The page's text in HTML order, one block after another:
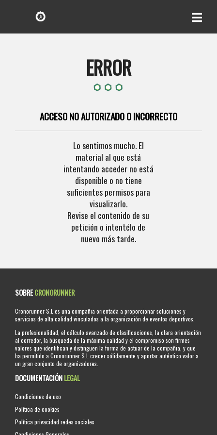
ERROR
ACCESO NO AUTORIZADO O INCORRECTO
Lo sentimos mucho. El
material al que está
intentando acceder no está
disponible o no tiene
suficientes permisos para
visualizarlo.
Revise el contenido de su
petición o intentélo de
nuevo más tarde.
SOBRECRONORUNNER
Cronorunner S.L es una compañia orientada a proporcionar soluciones y
servicios de alta calidad vinculados a la organización de eventos deportivos.
La profesionalidad, el cálculo avanzado de clasificaciones, la clara orientación
al corredor, la búsqueda de la máxima calidad y el compromiso son firmes
valores que identifican y distinguen la forma de actuar de la compañia, y que
ha permitido a Cronorunner S.L crecer sólidamente y aportar auténtico valor a
un gran conjunto de organizadores.
DOCUMENTACIÓNLEGAL
Condiciones de uso
Política de cookies
Política privacidad redes sociales